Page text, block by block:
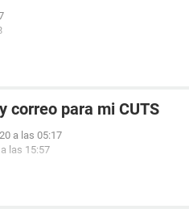
correo para mi CUTS
a las 05:17
las 15:57